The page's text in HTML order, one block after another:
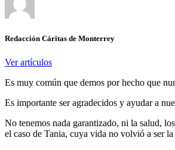
Redacción Cáritas de Monterrey
Ver artículos
Es muy común que demos por hecho que
Es importante ser agradecidos y ayudar a
No tenemos nada garantizado, ni la salud,
el caso de Tania, cuya vida no volvió a ser